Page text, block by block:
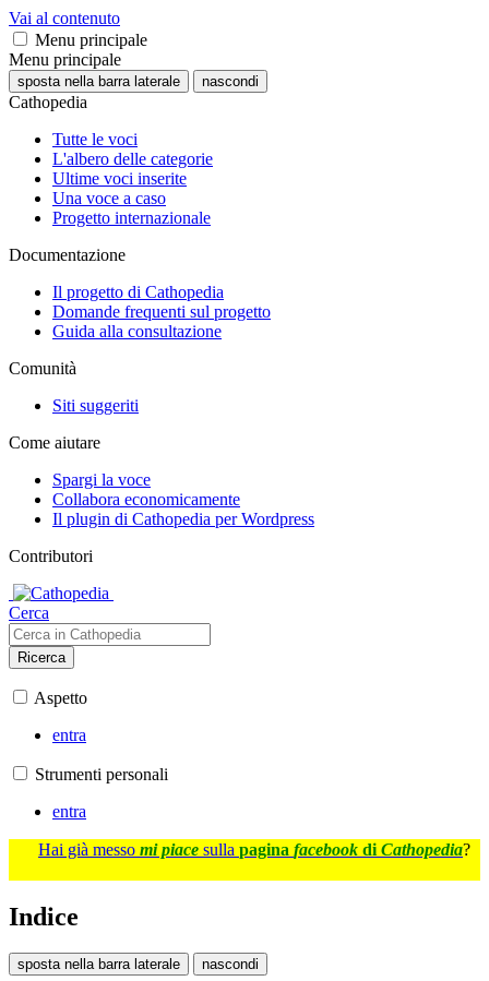
Vai al contenuto
Menu principale
Menu principale
sposta nella barra laterale nascondi
Cathopedia
Tutte le voci
L'albero delle categorie
Ultime voci inserite
Una voce a caso
Progetto internazionale
Documentazione
Il progetto di Cathopedia
Domande frequenti sul progetto
Guida alla consultazione
Comunità
Siti suggeriti
Come aiutare
Spargi la voce
Collabora economicamente
Il plugin di Cathopedia per Wordpress
Contributori
Cerca
Ricerca
Aspetto
entra
Strumenti personali
entra
Hai già messo mi piace sulla pagina facebook di Cathopedia?
Indice
sposta nella barra laterale nascondi